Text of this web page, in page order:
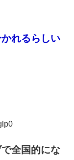
れるらしい
全国的にな